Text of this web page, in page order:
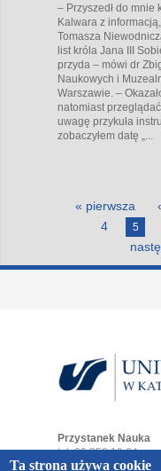
– Przyszedł do mnie
Kalwara z
Tomasza
list króla Jana III
przyda – mówi dr
Naukowych i
Warszawie. –
natomiast
uwagę przykuła
zobaczyłem datę „...
« pierwsza
4
5
Przystanek Nauka
tel. 32 359 19 64
e-mail:
Ta strona używa cookie